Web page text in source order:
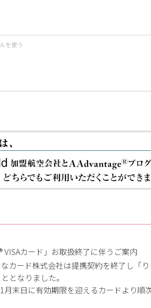
を使う
VISAカード」お取扱終了に伴うご案内
カード株式会社は提携契約を終了し「
となりました。
月末日に有効期限を迎えるカードより